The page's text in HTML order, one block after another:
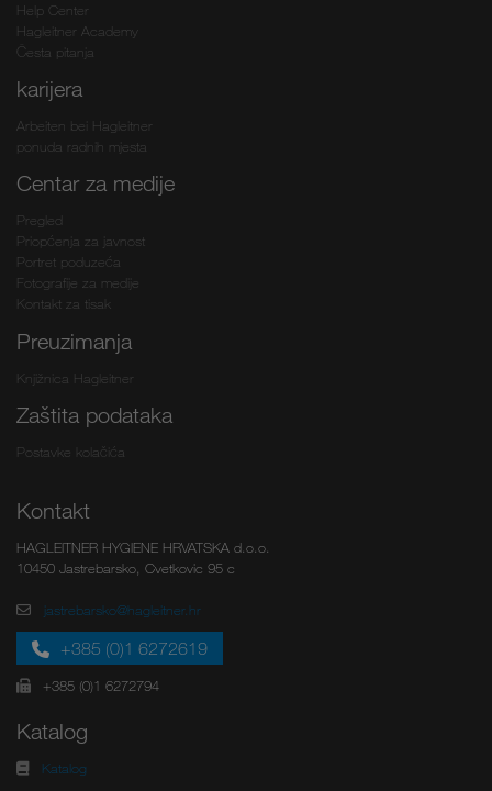
Help Center
Hagleitner Academy
Česta pitanja
karijera
Arbeiten bei Hagleitner
ponuda radnih mjesta
Centar za medije
Pregled
Priopćenja za javnost
Portret poduzeća
Fotografije za medije
Kontakt za tisak
Preuzimanja
Knjižnica Hagleitner
Zaštita podataka
Postavke kolačića
Kontakt
HAGLEITNER HYGIENE HRVATSKA d.o.o.
10450 Jastrebarsko, Cvetkovic 95 c
jastrebarsko@hagleitner.hr
+385 (0)1 6272619
+385 (0)1 6272794
Katalog
Katalog